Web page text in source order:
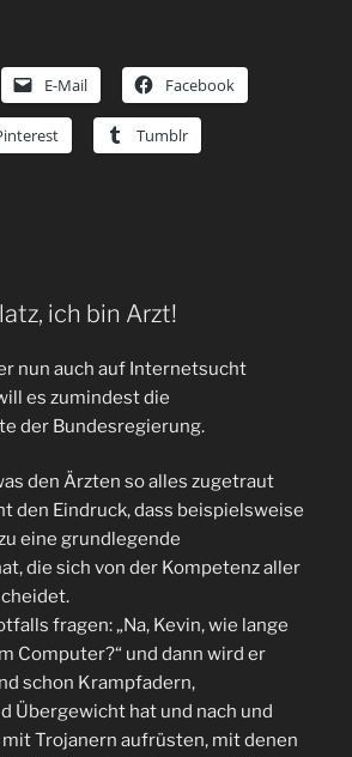
E-Mail Facebook
Tumblr
ich bin Arzt!
nun auch auf Internetsucht
es zumindest die
der Bundesregierung.
den Ärzten so alles zugetraut
den Eindruck, dass beispielsweise
eine grundlegende
die sich von der Kompetenz aller
fragen: „Na, Kevin, wie lange
Computer?“ und dann wird er
schon Krampfadern,
Übergewicht hat und nach und
mit Trojanern aufrüsten, mit denen